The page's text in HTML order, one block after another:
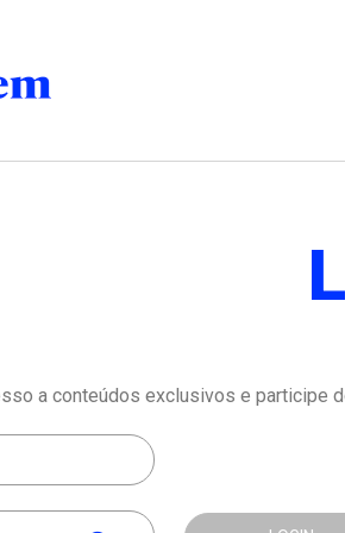
a conteúdos exclusivos e participe